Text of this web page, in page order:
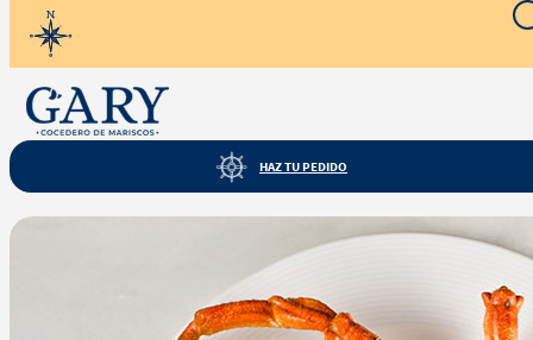
Servicio a domicilio y también recogida en tienda... tú eliges
¡¡¡
HAZ TU PEDIDO